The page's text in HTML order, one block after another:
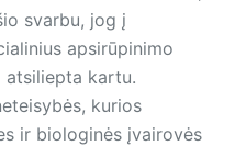
svarbu, jog į
apsirūpinimo
atsiliepta kartu.
kurios
ir biologinės įvairovės